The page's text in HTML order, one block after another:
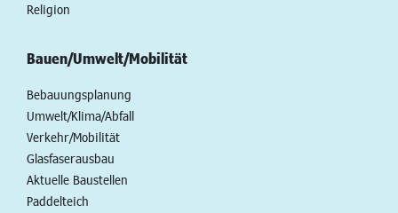
Religion
Bauen/Umwelt/Mobilität
Bebauungsplanung
Umwelt/Klima/Abfall
Verkehr/Mobilität
Glasfaserausbau
Aktuelle Baustellen
Paddelteich